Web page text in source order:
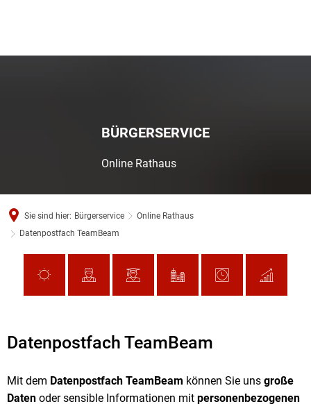
BÜRGERSERVICE
Online Rathaus
Sie sind hier: Bürgerservice
Online Rathaus
Datenpostfach TeamBeam
Datenpostfach TeamBeam
Mit dem Datenpostfach TeamBeam können Sie uns große
Daten oder sensible Informationen mit personenbezogenen